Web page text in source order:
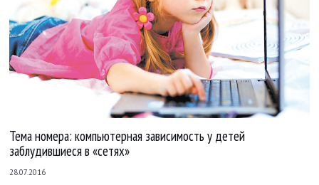
Тема номера: компьютерная зависимость у детей
заблудившиеся в «сетях»
28.07.2016